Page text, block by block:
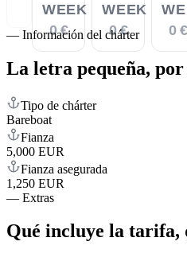
WEEK
0 €
WEEK
0 €
0 €
— Información del chárter
La letra pequeña, por
Tipo de chárter
Bareboat
Fianza
5,000 EUR
Fianza asegurada
1,250 EUR
— Extras
Qué incluye la tarifa,